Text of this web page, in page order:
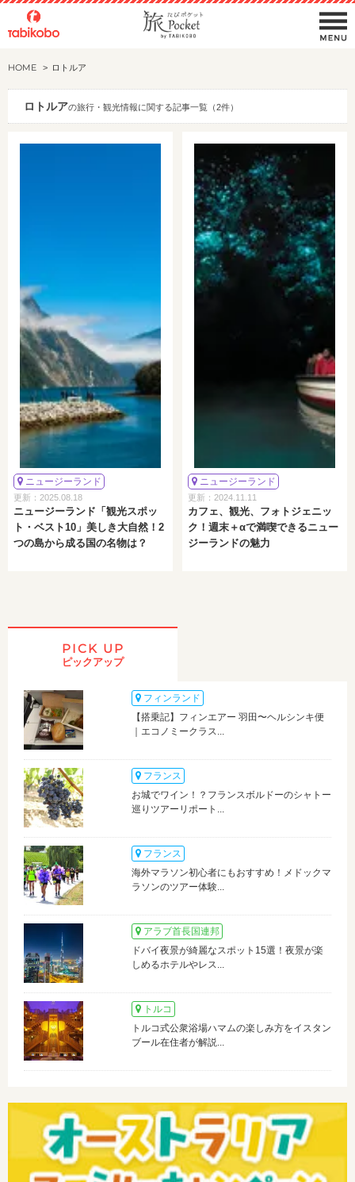
HOME ロトルア
ロトルアの旅行・観光情報に関する記事一覧（2件）
ニュージーランド
更新：2025.08.18
ニュージーランド「観光スポッ
ト・ベスト10」美しき大自然！2
つの島から成る国の名物は？
ニュージーランド
更新：2024.11.11
カフェ、観光、フォトジェニッ
ク！週末＋αで満喫できるニュー
ジーランドの魅力
PICK UP
ピックアップ
フィンランド
【搭乗記】フィンエアー 羽田〜ヘルシンキ便
｜エコノミークラス...
フランス
お城でワイン！？フランスボルドーのシャトー
巡りツアーリポート...
フランス
海外マラソン初心者にもおすすめ！メドックマ
ラソンのツアー体験...
アラブ首長国連邦
ドバイ夜景が綺麗なスポット15選！夜景が楽
しめるホテルやレス...
トルコ
トルコ式公衆浴場ハマムの楽しみ方をイスタン
ブール在住者が解説...